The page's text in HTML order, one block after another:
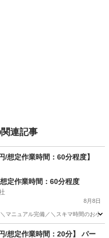
連記事
/想定作業時間：60分程度】
定作業時間：60分程度
8月8日
マニュアル完備／＼スキマ時間のお小
/想定作業時間：20分】 パー